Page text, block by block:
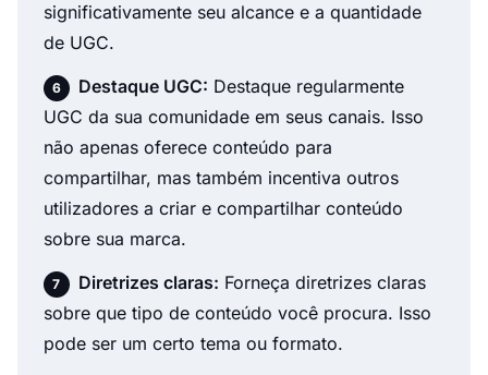
significativamente seu alcance e a quantidade
de UGC.
Destaque UGC: Destaque regularmente
UGC da sua comunidade em seus canais. Isso
não apenas oferece conteúdo para
compartilhar, mas também incentiva outros
utilizadores a criar e compartilhar conteúdo
sobre sua marca.
Diretrizes claras: Forneça diretrizes claras
sobre que tipo de conteúdo você procura. Isso
pode ser um certo tema ou formato.